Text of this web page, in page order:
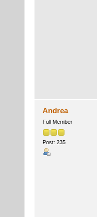
Andrea
Full Member
Post: 235